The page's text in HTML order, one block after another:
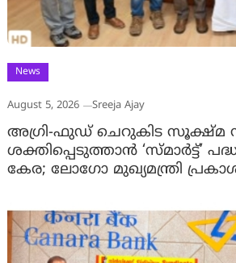
News
August 5, 2026 Sreeja Ajay
അഗ്രി-ഫുഡ് ചെറുകിട സൂക്ഷ്മ
ശക്തിപ്പെടുത്താന്‍ ‘സ്മാര്‍ട്ട്’
കേര; ലോഗോ മുഖ്യമന്ത്രി